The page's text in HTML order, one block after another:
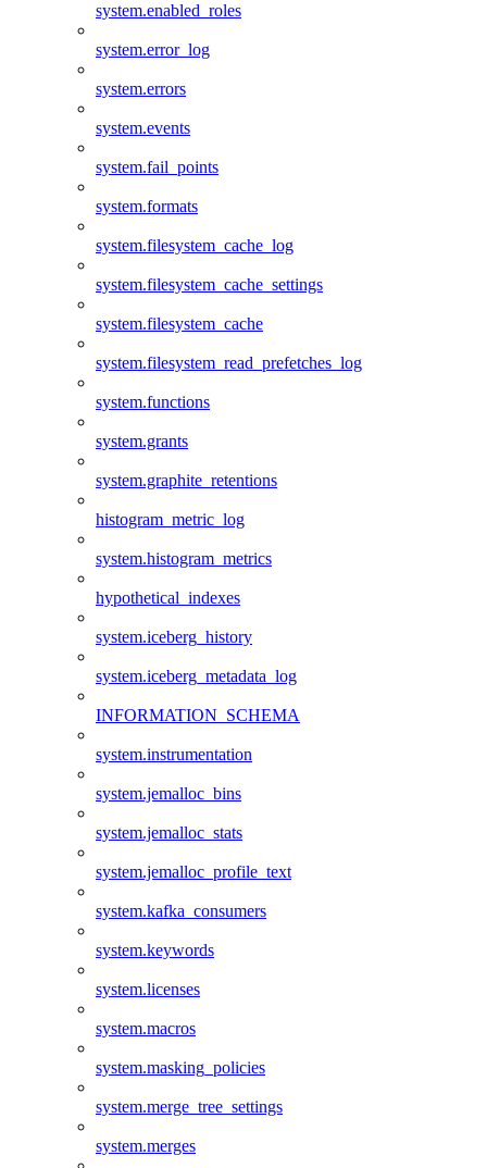
system.enabled_roles
system.error_log
system.errors
system.events
system.fail_points
system.formats
system.filesystem_cache_log
system.filesystem_cache_settings
system.filesystem_cache
system.filesystem_read_prefetches_log
system.functions
system.grants
system.graphite_retentions
histogram_metric_log
system.histogram_metrics
hypothetical_indexes
system.iceberg_history
system.iceberg_metadata_log
INFORMATION_SCHEMA
system.instrumentation
system.jemalloc_bins
system.jemalloc_stats
system.jemalloc_profile_text
system.kafka_consumers
system.keywords
system.licenses
system.macros
system.masking_policies
system.merge_tree_settings
system.merges